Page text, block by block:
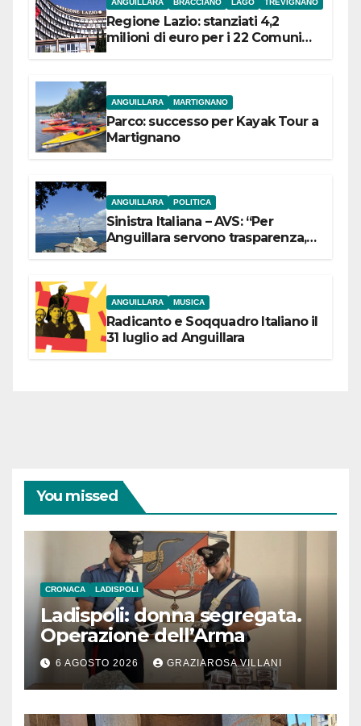
ANGUILLARA BRACCIANO LAGO TREVIGNANO
Regione Lazio: stanziati 4,2
milioni di euro per i 22 Comuni
ANGUILLARA MARTIGNANO
Parco: successo per Kayak Tour a
Martignano
ANGUILLARA POLITICA
Sinistra Italiana – AVS: “Per
Anguillara servono trasparenza,
ANGUILLARA MUSICA
Radicanto e Soqquadro Italiano il
31 luglio ad Anguillara
You missed
CRONACA LADISPOLI
Ladispoli: donna segregata.
Operazione dell’Arma
6 AGOSTO 2026 GRAZIAROSA VILLANI